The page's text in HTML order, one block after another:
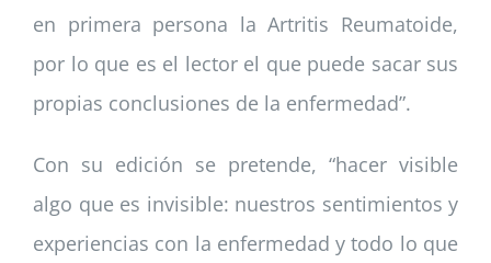
en primera persona la Artritis Reumatoide,
por lo que es el lector el que puede sacar sus
propias conclusiones de la enfermedad”.
Con su edición se pretende, “hacer visible
algo que es invisible: nuestros sentimientos y
experiencias con la enfermedad y todo lo que